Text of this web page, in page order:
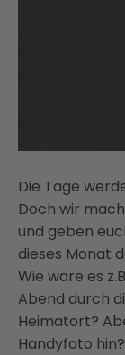
Die Tage
Doch wir
und geben
dieses Monat
Wie wäre es
Abend durch
Heimatort?
Handyfoto hin?